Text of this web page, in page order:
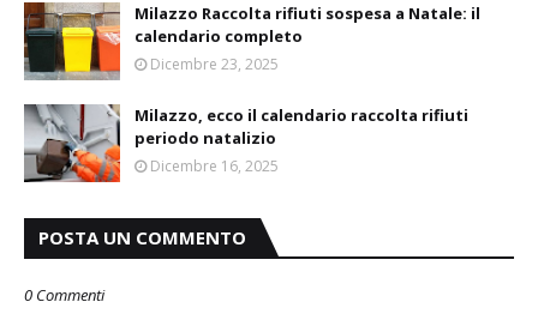
Milazzo Raccolta rifiuti sospesa a Natale: il
calendario completo
Dicembre 23, 2025
Milazzo, ecco il calendario raccolta rifiuti
periodo natalizio
Dicembre 16, 2025
POSTA UN COMMENTO
0 Commenti